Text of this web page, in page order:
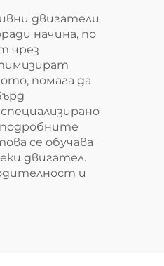
двигатели
начина, по
чрез
помага да
подробните
се обучава
двигател.
и